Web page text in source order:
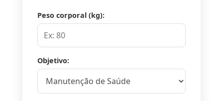
Peso corporal (kg):
Objetivo: